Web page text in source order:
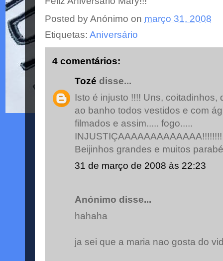
Posted byAnónimo on março 31, 2008
Etiquetas: Aniversário
4 comentários:
Tozé disse...
Isto é injusto !!!! Uns,
ao banho todos vestidos e com
filmados e assim..... fogo.....
INJUSTIÇAAAAAAAAAAAAA!!!!!!!!
Beijinhos grandes e muitos
31 de março de 2008 às 22:23
Anónimo disse...
hahaha
ja sei que a maria nao gosta do